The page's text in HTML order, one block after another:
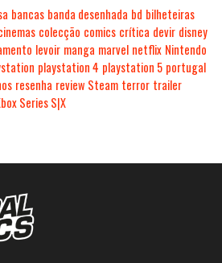
bancas banda desenhada bd bilheteiras
colecção comics crítica devir disney
levoir manga marvel netflix Nintendo
playstation 4 playstation 5 portugal
resenha review Steam terror trailer
Series S|X